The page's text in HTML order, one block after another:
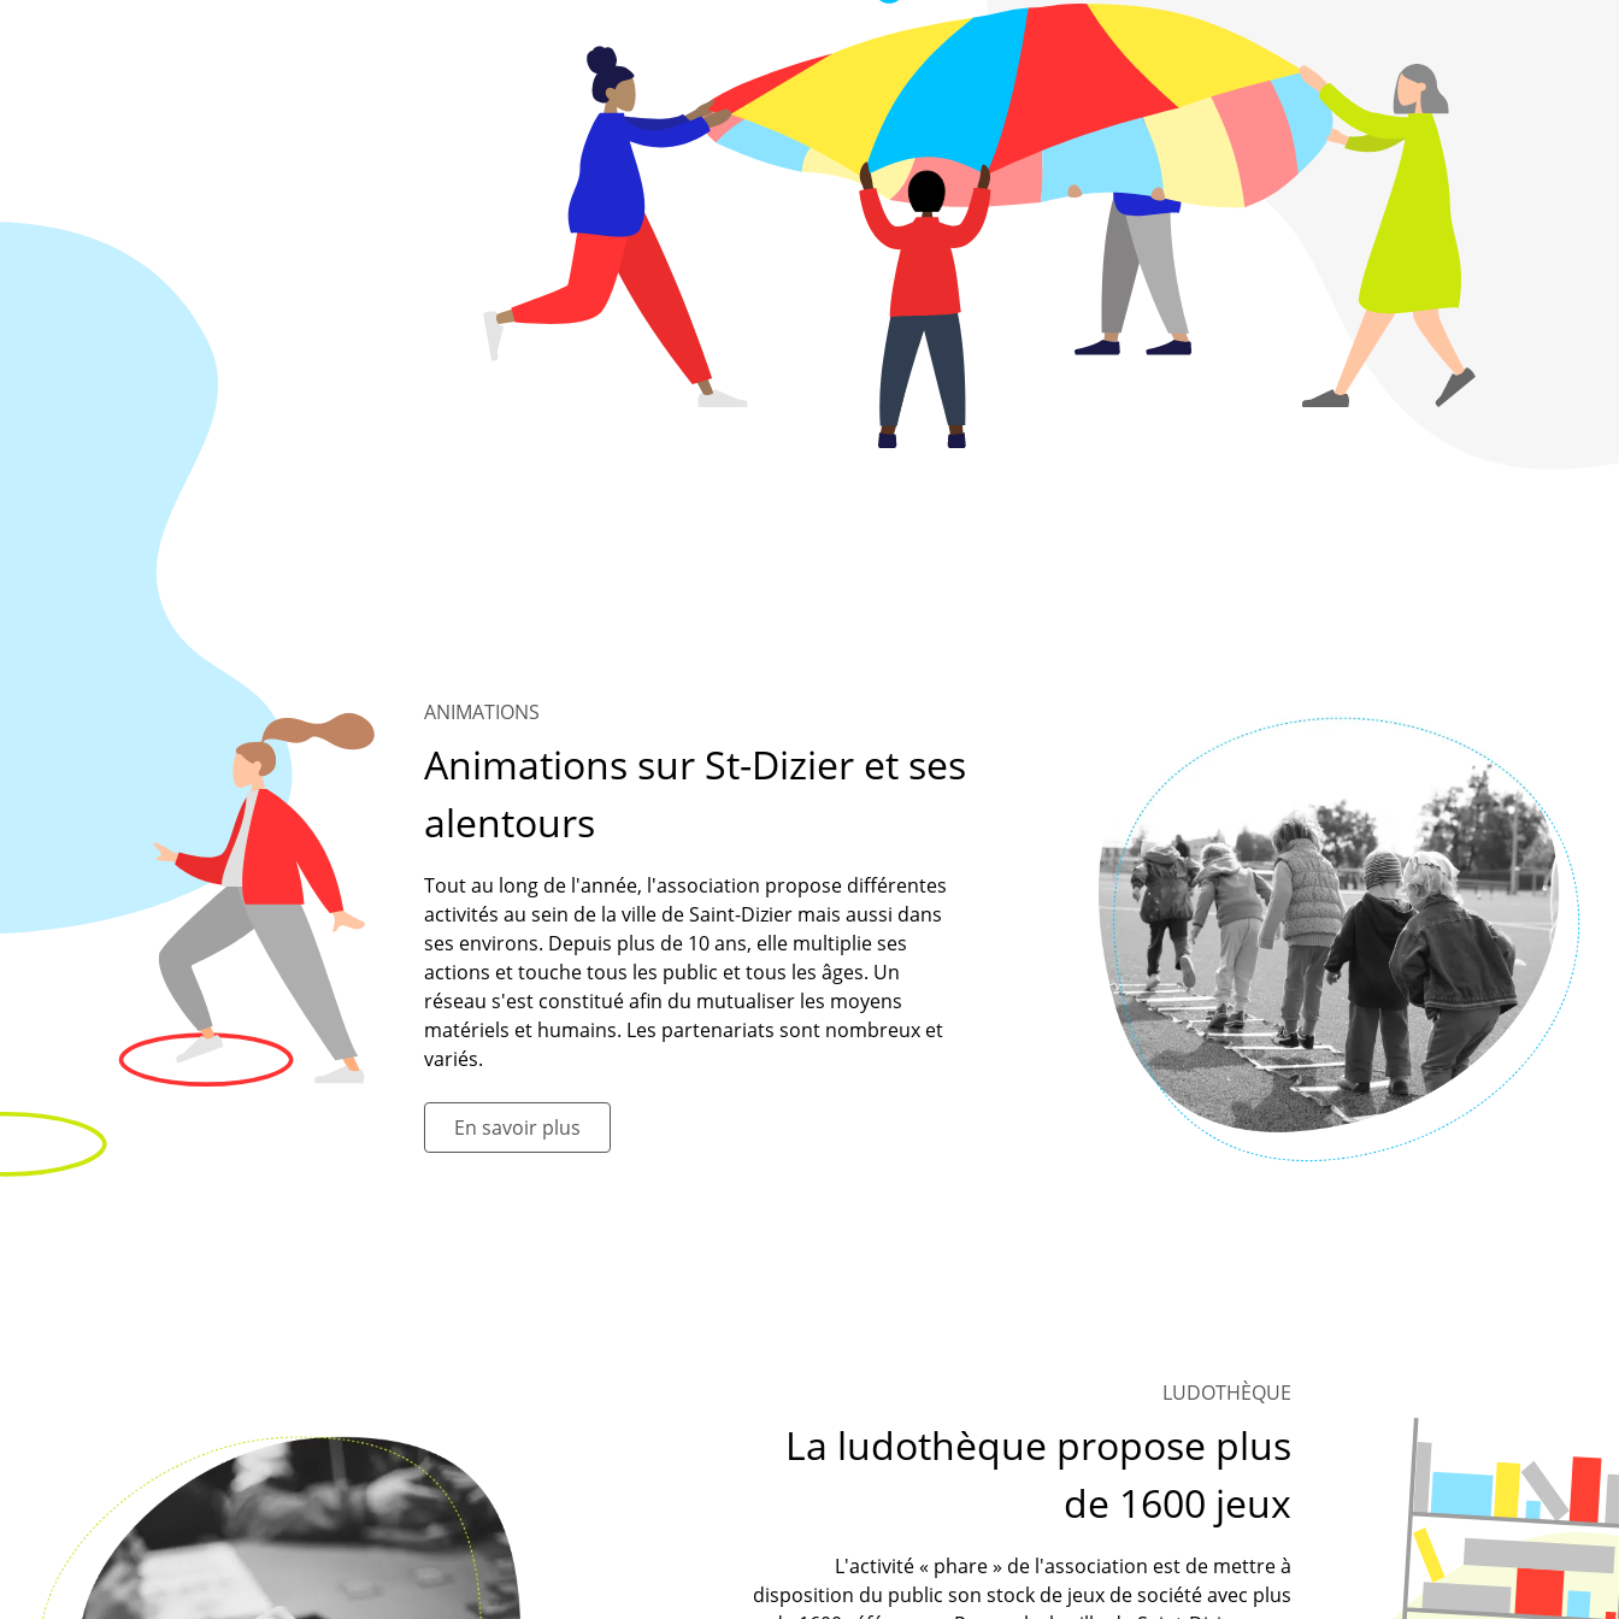
ANIMATIONS
Animations sur St-Dizier et ses
alentours
Tout au long de l'année, l'association propose différentes
activités au sein de la ville de Saint-Dizier mais aussi dans
ses environs. Depuis plus de 10 ans, elle multiplie ses
actions et touche tous les public et tous les âges. Un
réseau s'est constitué afin du mutualiser les moyens
matériels et humains. Les partenariats sont nombreux et
variés.
En savoir plus
LUDOTHÈQUE
La ludothèque propose plus
de 1600 jeux
L'activité « phare » de l'association est de mettre à
disposition du public son stock de jeux de société avec plus